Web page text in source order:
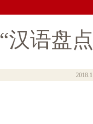
“汉语盘